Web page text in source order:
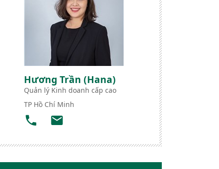
Hương Trần (Hana)
Quản lý Kinh doanh cấp cao
TP Hồ Chí Minh